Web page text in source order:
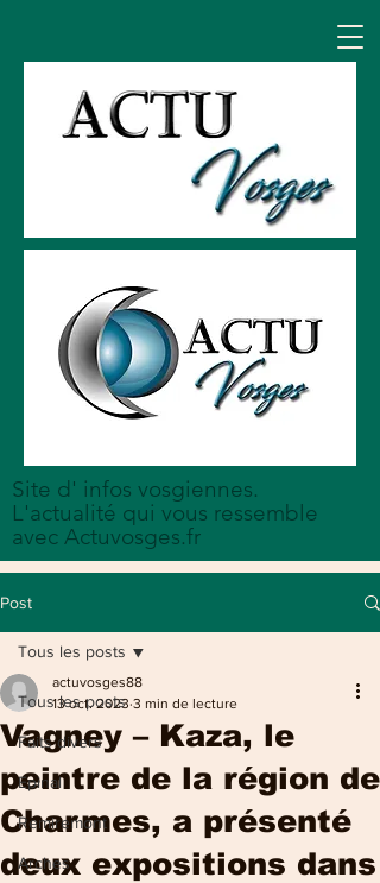
Site d' infos vosgiennes.
L'actualité qui vous ressemble
avec Actuvosges.fr
Post
Tous les posts
Faits divers
Epinal
Remiremont
Arches
Tous les posts
Vagney – Kaza, le
peintre de la région de
Charmes, a présenté
deux expositions dans
actuvosges88
13 oct. 2023 3 min de lecture